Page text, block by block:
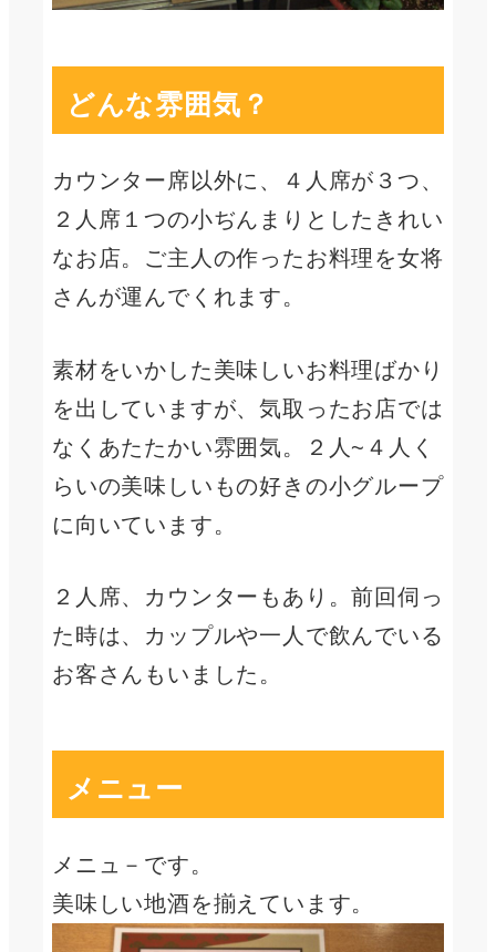
どんな雰囲気？
カウンター席以外に、４人席が３つ、
２人席１つの小ぢんまりとしたきれい
なお店。ご主人の作ったお料理を女将
さんが運んでくれます。
素材をいかした美味しいお料理ばかり
を出していますが、気取ったお店では
なくあたたかい雰囲気。２人~４人く
らいの美味しいもの好きの小グループ
に向いています。
２人席、カウンターもあり。前回伺っ
た時は、カップルや一人で飲んでいる
お客さんもいました。
メニュー
メニュ－です。
美味しい地酒を揃えています。